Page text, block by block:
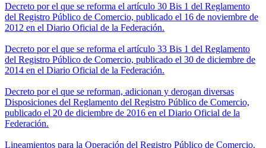
Decreto por el que se reforma el artículo 30 Bis 1 del Reglamento
del Registro Público de Comercio, publicado el 16 de noviembre de
2012 en el Diario Oficial de la Federación.
Decreto por el que se reforma el artículo 33 Bis 1 del Reglamento
del Registro Público de Comercio, publicado el 30 de diciembre de
2014 en el Diario Oficial de la Federación.
Decreto por el que se reforman, adicionan y derogan diversas
Disposiciones del Reglamento del Registro Público de Comercio,
publicado el 20 de diciembre de 2016 en el Diario Oficial de la
Federación.
Lineamientos para la Operación del Registro Público de Comercio.